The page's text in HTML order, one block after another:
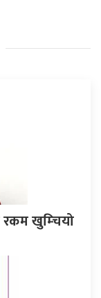
खुम्चियो